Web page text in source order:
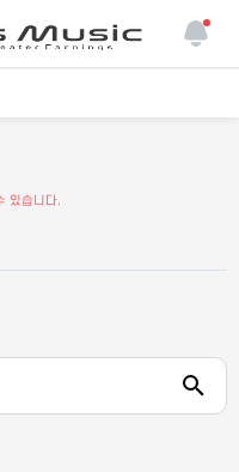
지널 사운드 복원 안내
있습니다.